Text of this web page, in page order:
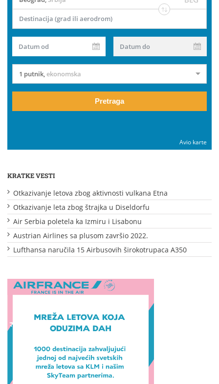
Destinacija (grad ili aerodrom)
Datum od Datum do
1 putnik,ekonomska
Pretraga
Avio karte
KRATKE VESTI
Otkazivanje letova zbog aktivnosti vulkana Etna
Otkazivanje leta zbog štrajka u Diseldorfu
Air Serbia poletela ka Izmiru i Lisabonu
Austrian Airlines sa plusom završio 2022.
Lufthansa naručila 15 Airbusovih širokotrupaca A350